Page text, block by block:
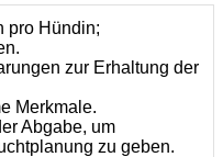
pro Hündin;
zur Erhaltung der
Merkmale.
Abgabe, um
zu geben.